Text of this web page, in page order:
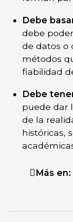
Debe
debe
de datos o
métodos
fiabilidad
Debe
puede dar
de la
históricas,
Más en: